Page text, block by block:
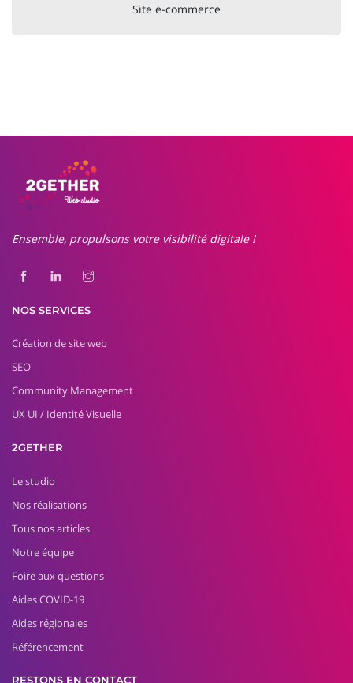
Site e-commerce
Ensemble, propulsons votre visibilité digitale !
NOS SERVICES
Création de site web
SEO
Community Management
UX UI / Identité Visuelle
2GETHER
Le studio
Nos réalisations
Tous nos articles
Notre équipe
Foire aux questions
Aides COVID-19
Aides régionales
Référencement
RESTONS EN CONTACT